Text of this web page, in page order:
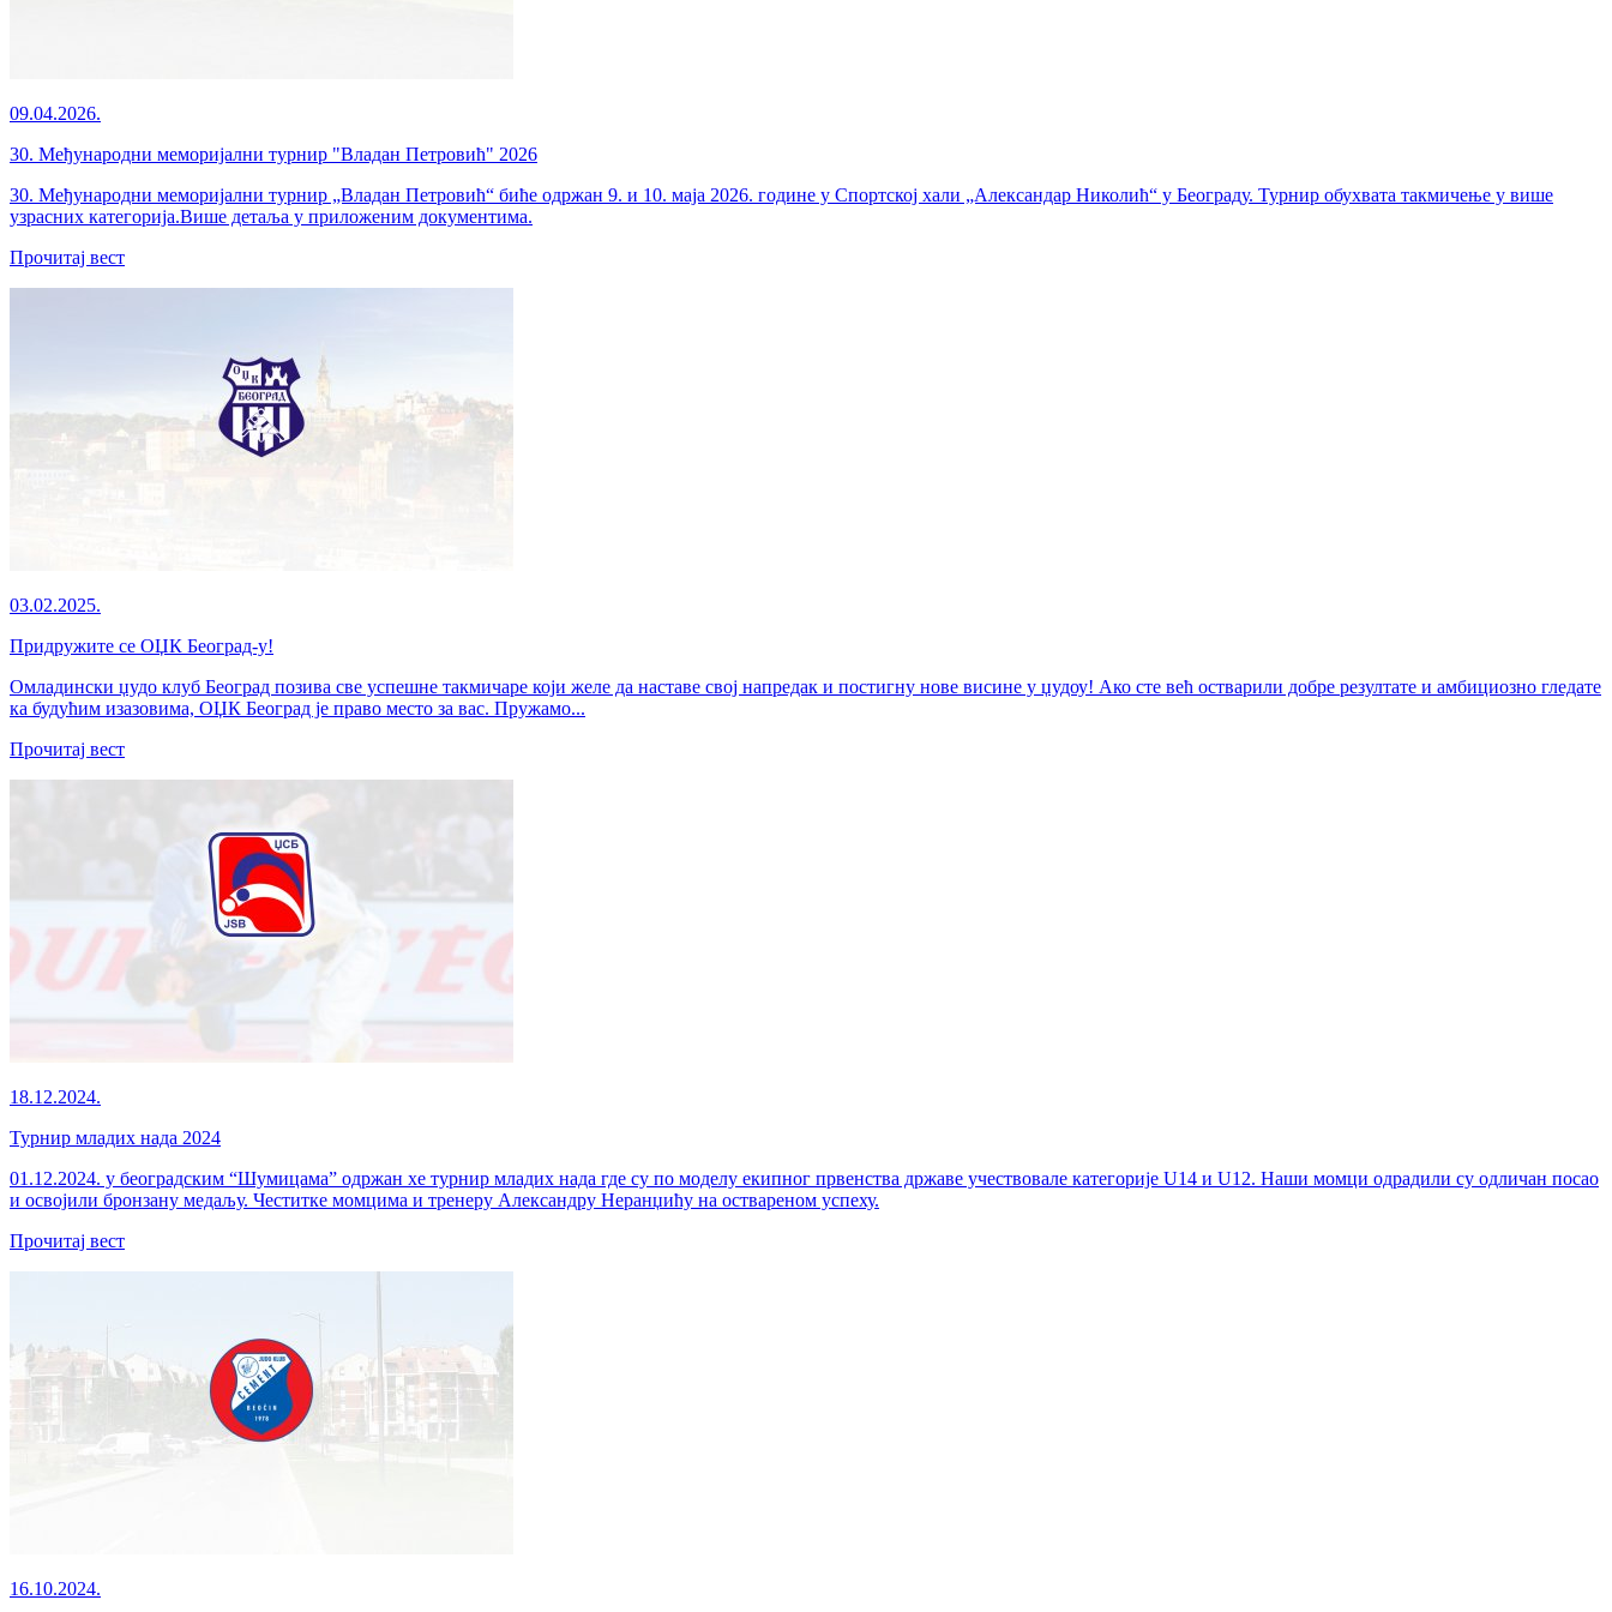
09.04.2026.
30. Међународни меморијални турнир "Владан Петровић" 2026
30. Међународни меморијални турнир „Владан Петровић“ биће одржан 9. и 10. маја 2026. године у Спортској хали „Александар Николић“ у Београду. Турнир обухвата такмичење у више
узрасних категорија.Више детаља у приложеним документима.
Прочитај вест
03.02.2025.
Придружите се ОЏК Београд-у!
Омладински џудо клуб Београд позива све успешне такмичаре који желе да наставе свој напредак и постигну нове висине у џудоу! Ако сте већ остварили добре резултате и амбициозно гледате
ка будућим изазовима, ОЏК Београд је право место за вас. Пружамо...
Прочитај вест
18.12.2024.
Турнир младих нада 2024
01.12.2024. у београдским “Шумицама” одржан хе турнир младих нада где су по моделу екипног првенства државе учествовале категорије U14 и U12. Наши момци одрадили су одличан посао
и освојили бронзану медаљу. Честитке момцима и тренеру Александру Неранџићу на оствареном успеху.
Прочитај вест
16.10.2024.